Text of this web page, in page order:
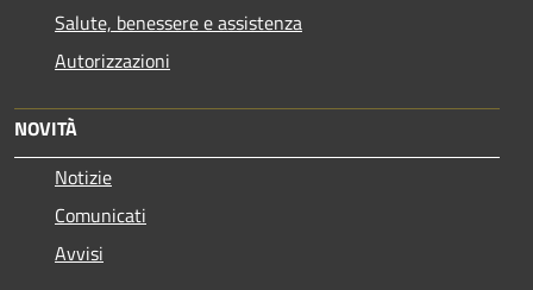
Salute, benessere e assistenza
Autorizzazioni
NOVITÀ
Notizie
Comunicati
Avvisi